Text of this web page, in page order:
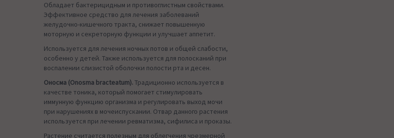
Обладает бактерицидным и противоглистным свойствами.
Эффективное средство для лечения заболеваний
желудочно-кишечного тракта, снижает повышенную
моторную и секреторную функции и улучшает аппетит.
Используется для лечения ночных потов и общей слабости,
особенно у детей. Также используется для полосканий при
воспалении слизистой оболочки полости рта и десен.
Оносма (Onosma bracteatum).Традиционно используется в
качестве тоника, который помогает стимулировать
иммунную функцию организма и регулировать выход мочи
при нарушениях в мочеиспускании. Отвар данного растения
используется при лечении ревматизма, сифилиса и проказы.
Растение считается полезным для облегчения чрезмерной